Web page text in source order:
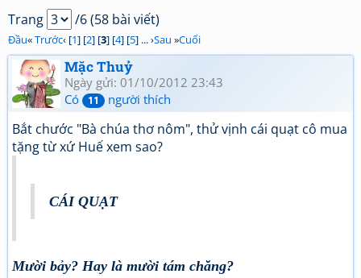
Trang /6 (58 bài viết)
Đầu«Trước‹ [1] [2] [3] [4] [5] ... ›Sau »Cuối
Mặc Thuỷ
Ngày gửi: 01/10/2012 23:43
Có
11 người thích
Bắt chước "Bà chúa thơ nôm", thử vịnh cái quạt cô mua
tặng từ xứ Huế xem sao?
CÁI QUẠT
Mười bảy? Hay là mười tám chăng?